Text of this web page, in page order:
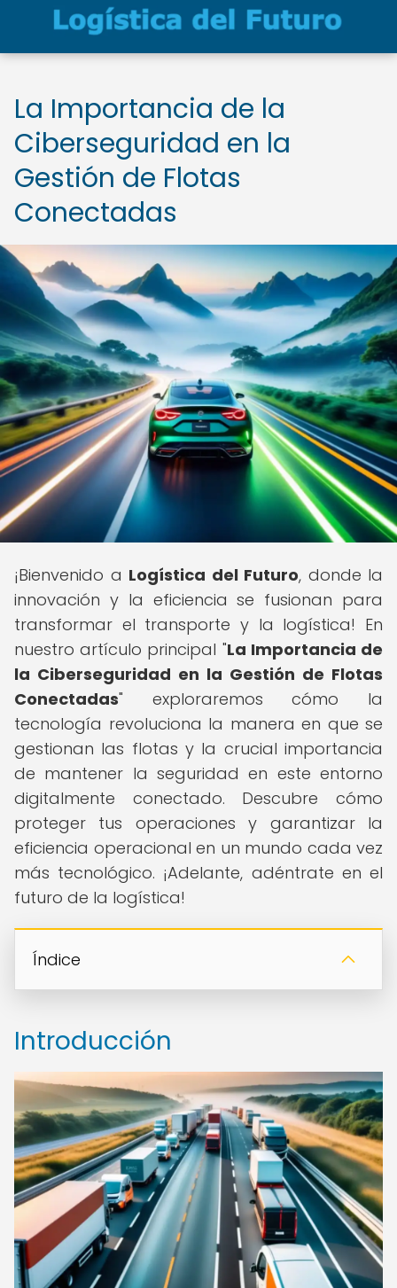
La Importancia de la
Ciberseguridad en la
Gestión de Flotas
Conectadas
¡Bienvenido a Logística del Futuro, donde la
innovación y la eficiencia se fusionan para
transformar el transporte y la logística! En
nuestro artículo principal "La Importancia de
la Ciberseguridad en la Gestión de Flotas
Conectadas" exploraremos cómo la
tecnología revoluciona la manera en que se
gestionan las flotas y la crucial importancia
de mantener la seguridad en este entorno
digitalmente conectado. Descubre cómo
proteger tus operaciones y garantizar la
eficiencia operacional en un mundo cada vez
más tecnológico. ¡Adelante, adéntrate en el
futuro de la logística!
Índice
Introducción